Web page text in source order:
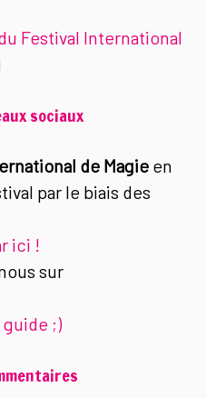
Festival International
sociaux
de Magie en
par le biais des
ici !
sur
;)